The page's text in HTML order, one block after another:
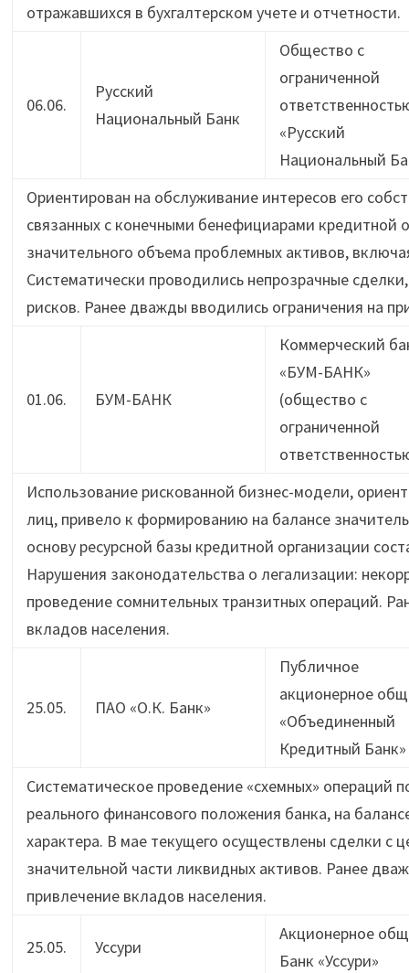
отражавшихся в бухгалтерском учете и отчетности.
06.06.
Русский
Национальный Банк
Общество с
ограниченной
«Русский
Национальный
Ориентирован на обслуживание интересов его
связанных с конечными бенефициарами кредитной
значительного объема проблемных активов,
Систематически проводились непрозрачные
рисков. Ранее дважды вводились ограничения на
01.06. БУМ-БАНК
Коммерческий
«БУМ-БАНК»
(общество с
ограниченной
Использование рискованной бизнес-модели,
лиц, привело к формированию на балансе
основу ресурсной базы кредитной организации
Нарушения законодательства о легализации:
проведение сомнительных транзитных операций.
вкладов населения.
25.05. ПАО «О.К. Банк»
Публичное
акционерное
«Объединенный
Кредитный Банк»
Систематическое проведение «схемных» операций
реального финансового положения банка, на
характера. В мае текущего осуществлены сделки
значительной части ликвидных активов. Ранее
привлечение вкладов населения.
25.05. Уссури
Акционерное
Банк «Уссури»